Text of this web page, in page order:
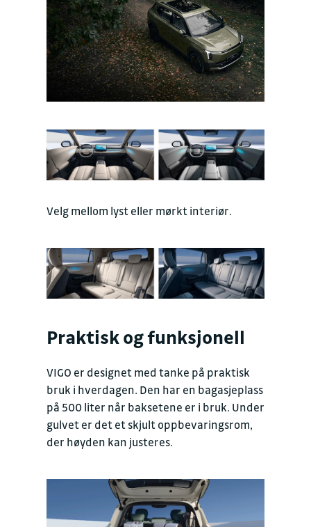
Velg mellom lyst eller mørkt interiør.
Praktisk og funksjonell
VIGO er designet med tanke på praktisk
bruk i hverdagen. Den har en bagasjeplass
på 500 liter når baksetene er i bruk. Under
gulvet er det et skjult oppbevaringsrom,
der høyden kan justeres.